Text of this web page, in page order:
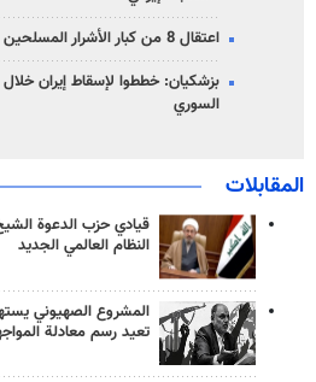
اعتقال 8 من كبار الأشرار المسلحين ومنتسبي الجماعات الإرهابية
السوري
المقابلات
قيادي حزب الدعوة
النظام العالمي الجديد
المشروع الصهيوني
تعيد رسم معادلة